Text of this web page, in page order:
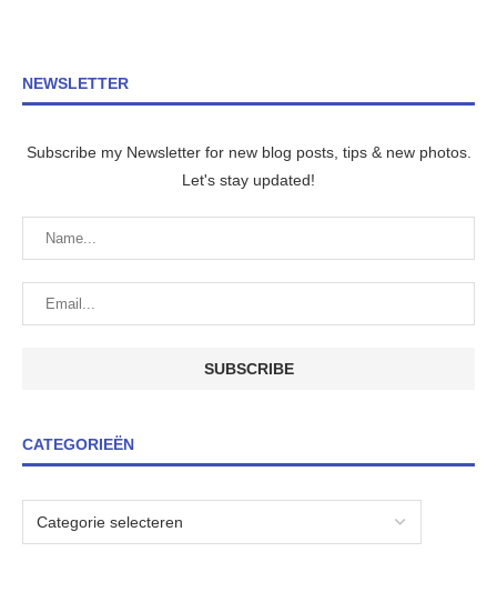
NEWSLETTER
Subscribe my Newsletter for new blog posts, tips & new photos.
Let's stay updated!
CATEGORIEËN